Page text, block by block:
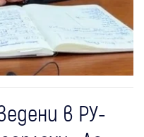
в РУ-